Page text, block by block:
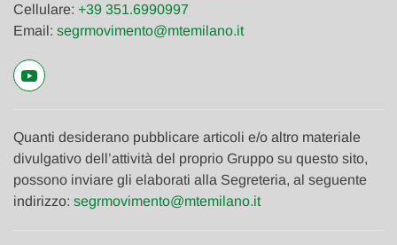
Cellulare: +39 351.6990997
Email: segrmovimento@mtemilano.it
Quanti desiderano pubblicare articoli e/o altro materiale
divulgativo dell’attività del proprio Gruppo su questo sito,
possono inviare gli elaborati alla Segreteria, al seguente
indirizzo: segrmovimento@mtemilano.it